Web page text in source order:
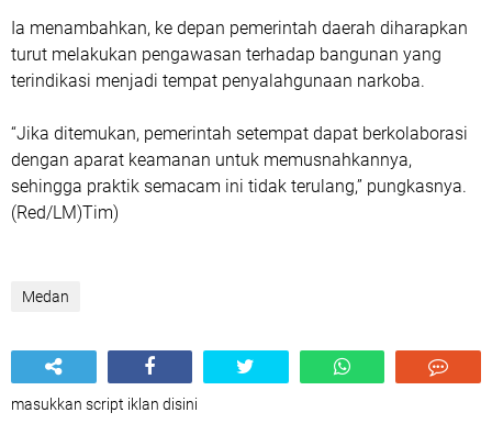
Ia menambahkan, ke depan pemerintah daerah diharapkan
turut melakukan pengawasan terhadap bangunan yang
terindikasi menjadi tempat penyalahgunaan narkoba.
“Jika ditemukan, pemerintah setempat dapat berkolaborasi
dengan aparat keamanan untuk memusnahkannya,
sehingga praktik semacam ini tidak terulang,” pungkasnya.
(Red/LM)Tim)
Medan
masukkan script iklan disini